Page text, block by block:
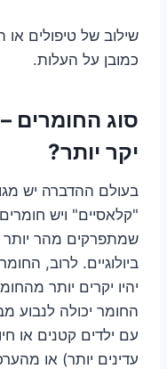
שילוב של טיפולים או
כמובן על העלות.
סוג החומרים
יקר יותר?
בעולם ההדברה יש
"קלאסיים" ויש
שמתפרקים מהר יותר
ביולוגיים. לרוב,
יהיו יקרים יותר
החומר יכולה
עם ילדים קטנים או
עדינים יותר) או